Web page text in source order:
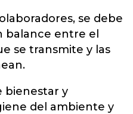
se debe
entre el
se transmite y las
bienestar y
del ambiente y